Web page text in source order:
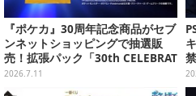
『ポケカ』30周年記念商品がセブ
ンネットショッピングで抽選販
売！拡張パック「30th CELEBRAT
ION」と「エーフィ・ブラッキー
セット」が対象
2026.7.11